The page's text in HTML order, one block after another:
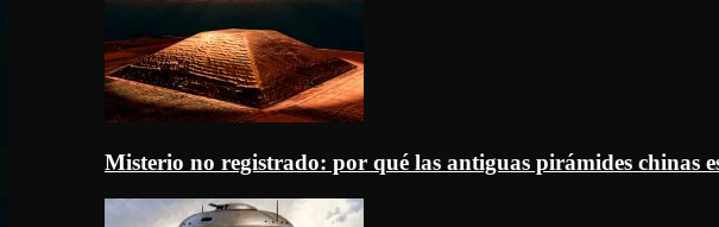
Misterio no registrado: por qué las antiguas pirámides chinas